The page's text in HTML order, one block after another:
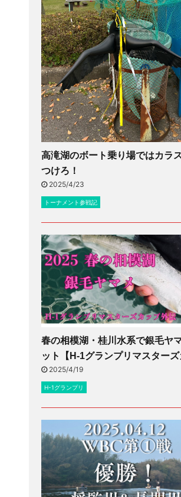
高滝湖のボート乗り場ではカラ
つけろ！
2025/4/23
トーナメント参戦記
春の相模湖・桂川水系で銀毛ヤ
ット【H-1グランプリマスターズ
2025/4/19
H-1グランプリ